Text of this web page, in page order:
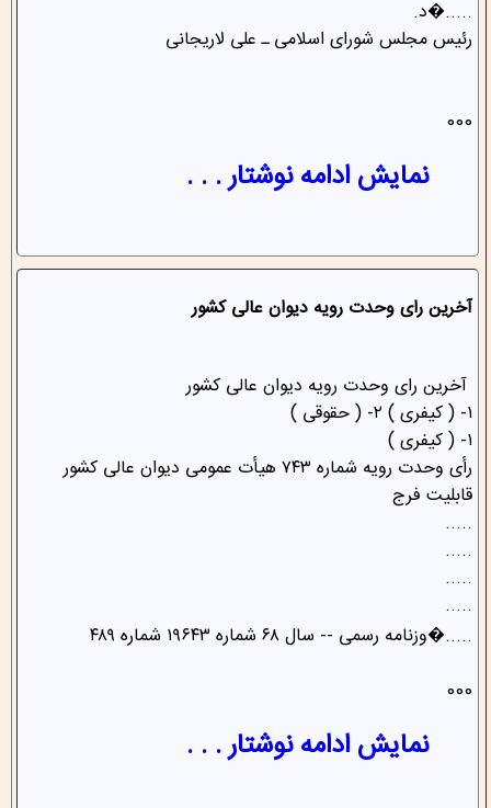
.....�د.
رئیس مجلس شورای اسلامی ـ علی لاریجانی
000
نمایش ادامه نوشتار . . .
آخرین رای وحدت رویه دیوان عالی کشور
آخرین رای وحدت رویه دیوان عالی کشور
۱- ( کیفری ) ۲- ( حقوقی )
۱- ( کیفری )
رأی وحدت رویه شماره ۷۴۳ هیأت عمومی دیوان عالی کشور
قابلیت فرج
.....
.....
.....
.....
.....�وزنامه رسمی -- سال ۶۸ شماره ۱۹۶۴۳ شماره ۴۸۹
000
نمایش ادامه نوشتار . . .